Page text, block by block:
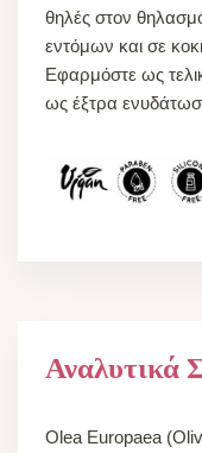
θηλές στον
εντόμων και σε
Εφαρμόστε ως
ως έξτρα
Αναλυτικά
Olea Europaea